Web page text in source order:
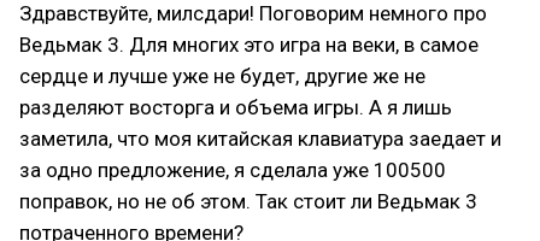
Здравствуйте, милсдари! Поговорим немного про
Ведьмак 3. Для многих это игра на веки, в самое
сердце и лучше уже не будет, другие же не
разделяют восторга и объема игры. А я лишь
заметила, что моя китайская клавиатура заедает и
за одно предложение, я сделала уже 100500
поправок, но не об этом. Так стоит ли Ведьмак 3
потраченного времени?